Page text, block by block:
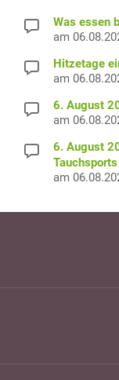
Was essen
am
Hitzetage
am
6. August
am
6. August
Tauchsports
am